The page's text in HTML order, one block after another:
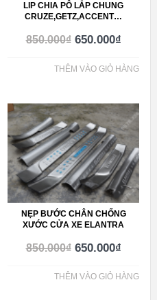
LIP CHIA PÔ LẮP CHUNG
CRUZE,GETZ,ACCENT…
850.000₫ 650.000₫
THÊM VÀO GIỎ HÀNG
NẸP BƯỚC CHÂN CHỐNG
XƯỚC CỬA XE ELANTRA
850.000₫ 650.000₫
THÊM VÀO GIỎ HÀNG